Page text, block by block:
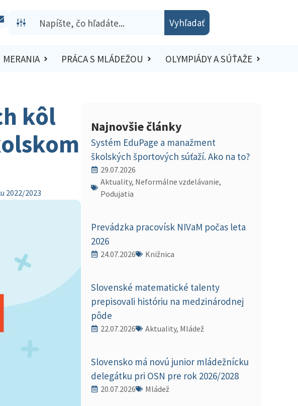
Vyhľadať
MERANIA PRÁCA S MLÁDEŽOU OLYMPIÁDY A SÚŤAŽE
kôl
2022/2023
Najnovšie články
Systém EduPage a manažment
školských športových súťaží. Ako na to?
29.07.2026
Aktuality, Neformálne vzdelávanie,
Podujatia
Prevádzka pracovísk NIVaM počas leta
2026
24.07.2026 Knižnica
Slovenské matematické talenty
prepisovali históriu na medzinárodnej
pôde
22.07.2026 Aktuality, Mládež
Slovensko má novú junior mládežnícku
delegátku pri OSN pre rok 2026/2028
20.07.2026 Mládež